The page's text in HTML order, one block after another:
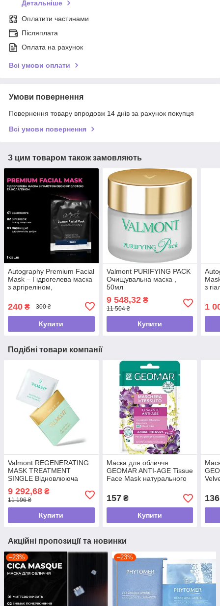
Детальніше
Оплатити частинами
Післяплата
Оплата на рахунок
Всі умови оплати
Умови повернення
Повернення товару впродовж 14 днів за рахунок покупця
Всі умови повернення
З цим товаром також замовляють
Autography Premium Facial
Mask – Гідрогелева маска
з аргіреліном,
колагеном, саше
240 ₴ 300 ₴
Купити
Valmont PURIFYING PACK
Очищувальна маска ,
50мл
9 548,32₴
11 504 ₴
Купити
з
уп.
1
Подібні товари компанії
Valmont REGENERATING
MASK TREATMENT
SINGLE Відновлююча
колагенова маска для
обличчя, 1 лист
9 292,68 ₴
11 196 ₴
Купити
Маска для обличчя
GEOMAR ANTI-AGE Tissue
Face Mask натурального
157₴
Купити
136
Акційні пропозиції та новинки
–23% –23%